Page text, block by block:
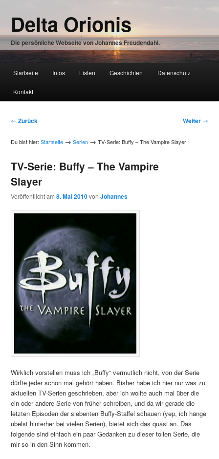
Inhalt
wechseln
Delta Orionis
Die persönliche Webseite von Johannes Freudendahl.
Zum
Inhalt
Startseite Infos Listen Geschichten Datenschutz
Kontakt
Beitragsnavigation
← Zurück Weiter →
Du bist hier:Startseite → Serien → TV-Serie: Buffy – The Vampire Slayer
TV-Serie: Buffy – The Vampire
Slayer
Veröffentlicht am8. Mai 2010vonJohannes
Wirklich vorstellen muss ich „Buffy“ vermutlich nicht, von der Serie
dürfte jeder schon mal gehört haben. Bisher habe ich hier nur was zu
aktuellen TV-Serien geschrieben, aber ich wollte auch mal über die
ein oder andere Serie von früher schreiben, und da wir gerade die
letzten Episoden der siebenten Buffy-Staffel schauen (yep, ich hänge
übelst hinterher bei vielen Serien), bietet sich das quasi an. Das
folgende sind einfach ein paar Gedanken zu dieser tollen Serie, die
mir so in den Sinn kommen.